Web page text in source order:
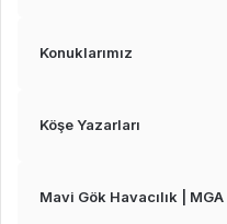
Konuklarımız
Köşe Yazarları
Mavi Gök Havacılık | MGA